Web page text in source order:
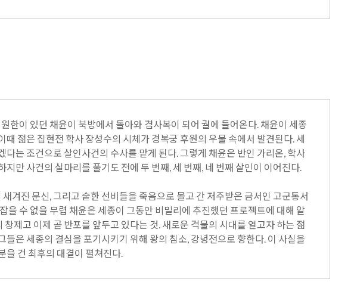
한이 있던 채윤이 북방에서 돌아와 겸사복이 되어 궐에 들어온다. 채윤이 세종
젊은 집현전 학사 장성수의 시체가 경복궁 후원의 우물 속에서 발견된다. 세
는 조건으로 살인사건의 수사를 맡게 된다. 그렇게 채윤은 반인 가리온, 학사
만 사건의 실마리를 풀기도 전에 두 번째, 세 번째, 네 번째 살인이 이어진다.
겨진 문신, 그리고 숱한 선비들을 죽음으로 몰고 간 저주받은 금서인 고군통서
을 수 없을 무렵 채윤은 세종이 그동안 비밀리에 추진했던 프로젝트에 대해 알
제고 이제 곧 반포를 앞두고 있다는 것. 새로운 격물의 시대를 열고자 하는 젊
은 세종의 결심을 포기시키기 위해 왕의 침소, 강녕전으로 향한다. 이 사실을
을 건 최후의 대결이 펼쳐진다.